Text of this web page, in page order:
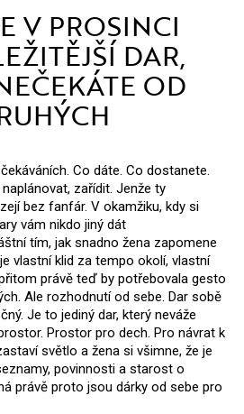
V PROSINCI
DAR,
OD
Co dáte. Co dostanete.
zařídit. Jenže ty
bez fanfár. V okamžiku, kdy si
vám nikdo jiný dát
tím, jak snadno žena zapomene
vlastní klid za tempo okolí, vlastní
právě teď by potřebovala gesto
Ale rozhodnutí od sebe. Dar sobě
Je to jediný dar, který neváže
Prostor pro dech. Pro návrat k
světlo a žena si všimne, že je
povinnosti a starost o
právě proto jsou dárky od sebe pro